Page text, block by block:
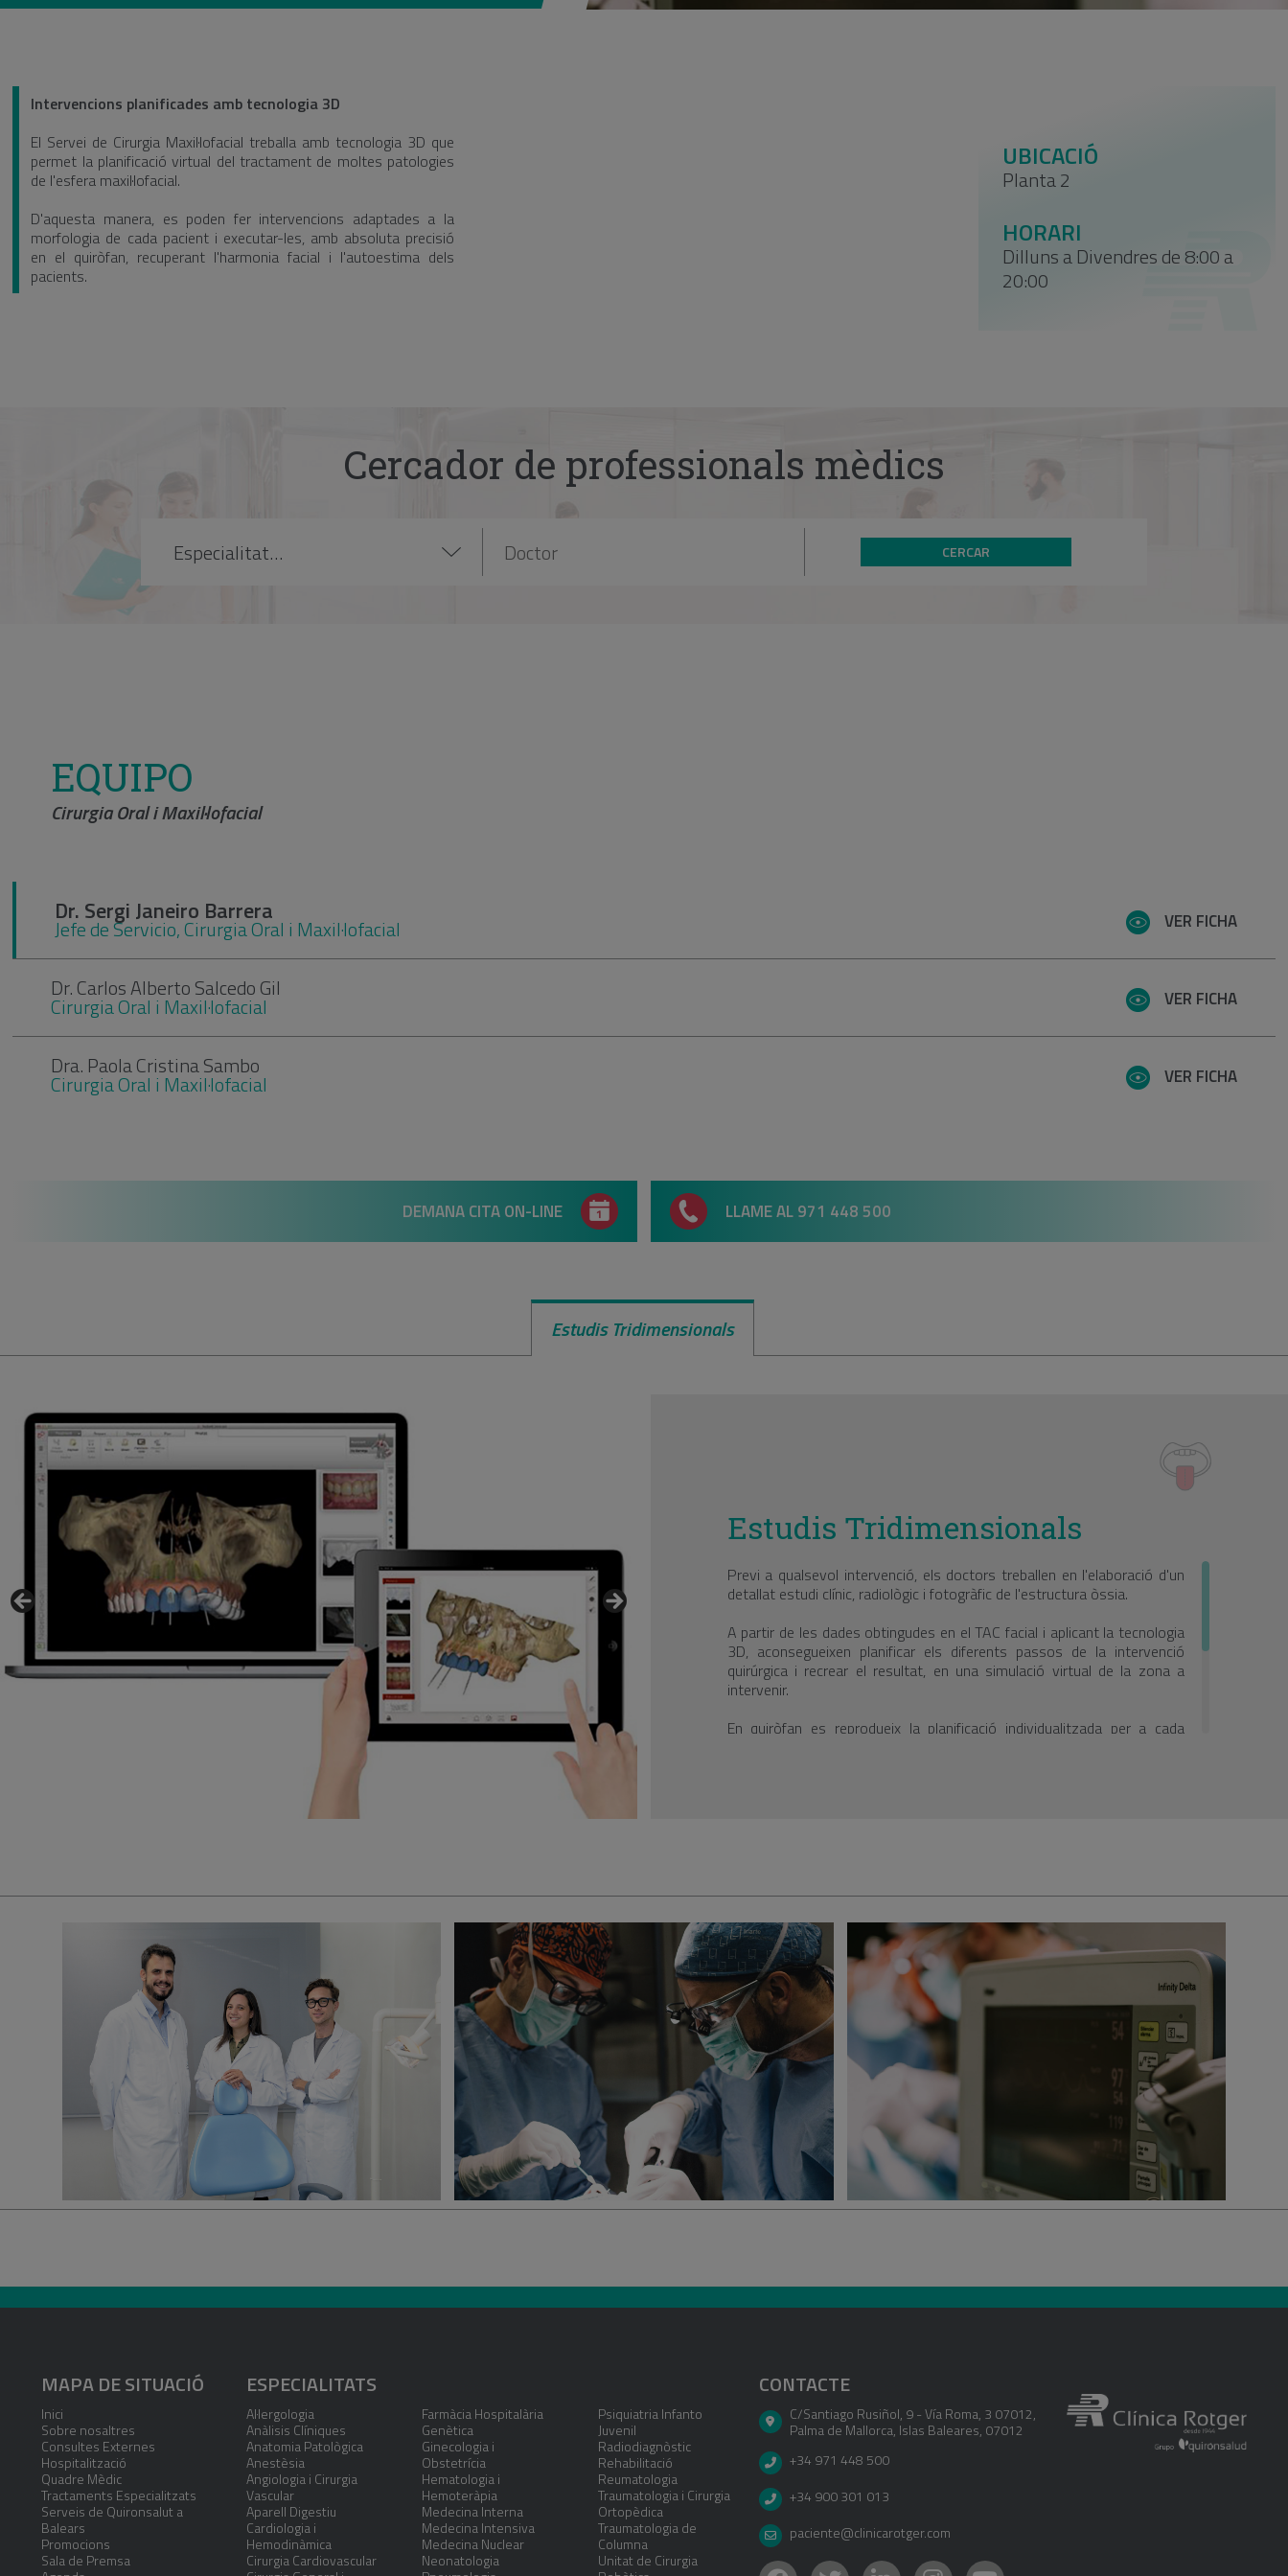
Intervencions planificades amb tecnologia 3D
El Servei de Cirurgia Maxil·lofacial treballa amb tecnologia 3D que
permet la planificació virtual del tractament de moltes patologies
de l'esfera maxil·lofacial.
D'aquesta manera, es poden fer intervencions adaptades a la
morfologia de cada pacient i executar-les, amb absoluta precisió
en el quiròfan, recuperant l'harmonia facial i l'autoestima dels
pacients.
UBICACIÓ
Planta 2
HORARI
Dilluns a Divendres de 8:00 a
20:00
Cercador de professionals mèdics
CERCAR
EQUIPO
Cirurgia Oral i Maxil·lofacial
Dr. Sergi Janeiro Barrera
Jefe de Servicio, Cirurgia Oral i Maxil·lofacial VER FICHA
Dr. Carlos Alberto Salcedo Gil
Cirurgia Oral i Maxil·lofacial VER FICHA
Dra. Paola Cristina Sambo
Cirurgia Oral i Maxil·lofacial VER FICHA
DEMANA CITA ON-LINE LLAME AL 971 448 500
Estudis Tridimensionals
Estudis Tridimensionals
Previ a qualsevol intervenció, els doctors treballen en l'elaboració d'un
detallat estudi clínic, radiològic i fotogràfic de l'estructura òssia.
A partir de les dades obtingudes en el TAC facial i aplicant la tecnologia
3D, aconsegueixen planificar els diferents passos de la intervenció
quirúrgica i recrear el resultat, en una simulació virtual de la zona a
intervenir.
En quiròfan es reprodueix la planificació individualitzada per a cada
MAPA DE SITUACIÓ
Inici
Sobre nosaltres
Consultes Externes
Hospitalització
Quadre Mèdic
Tractaments Especialitzats
Serveis de Quironsalut a
Balears
Promocions
Sala de Premsa
ESPECIALITATS
Al·lergologia
Anàlisis Clíniques
Anatomia Patològica
Anestèsia
Angiologia i Cirurgia
Vascular
Aparell Digestiu
Cardiologia i
Hemodinàmica
Cirurgia Cardiovascular
Farmàcia Hospitalària
Genètica
Ginecologia i
Obstetrícia
Hematologia i
Hemoteràpia
Medecina Interna
Medecina Intensiva
Medecina Nuclear
Neonatologia
Psiquiatria Infanto
Juvenil
Radiodiagnòstic
Rehabilitació
Reumatologia
Traumatologia i Cirurgia
Ortopèdica
Traumatologia de
Columna
Unitat de Cirurgia
CONTACTE
C/Santiago Rusiñol, 9 - Vía Roma, 3 07012,
Palma de Mallorca, Islas Baleares, 07012
+34 971 448 500
+34 900 301 013
paciente@clinicarotger.com